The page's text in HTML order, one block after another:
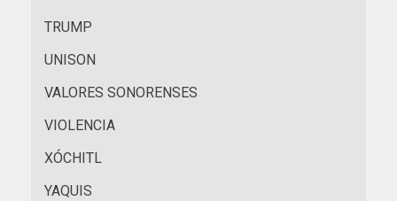
TRUMP
UNISON
VALORES SONORENSES
VIOLENCIA
XÓCHITL
YAQUIS